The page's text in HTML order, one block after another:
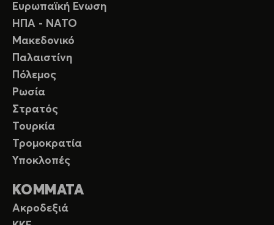
Ευρωπαϊκή Ενωση
ΗΠΑ - ΝΑΤΟ
Μακεδονικό
Παλαιστίνη
Πόλεμος
Ρωσία
Στρατός
Τουρκία
Τρομοκρατία
Υποκλοπές
ΚΟΜΜΑΤΑ
Ακροδεξιά